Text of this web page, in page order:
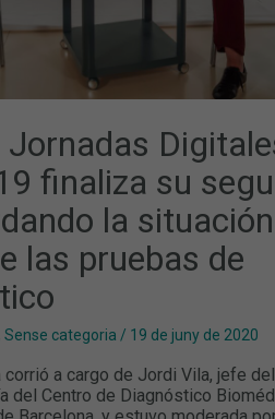
finaliza su
la situación
las pruebas de
,Sense categoria / 19 de juny de 2020
corrió a cargo de Jordi Vila, jefe
del Centro de Diagnóstico